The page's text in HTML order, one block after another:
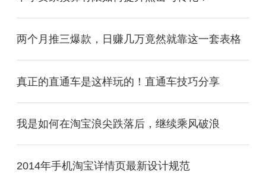
两个月推三爆款，日赚几万竟然就靠这一套表格
真正的直通车是这样玩的！直通车技巧分享
我是如何在淘宝浪尖跌落后，继续乘风破浪
2014年手机淘宝详情页最新设计规范